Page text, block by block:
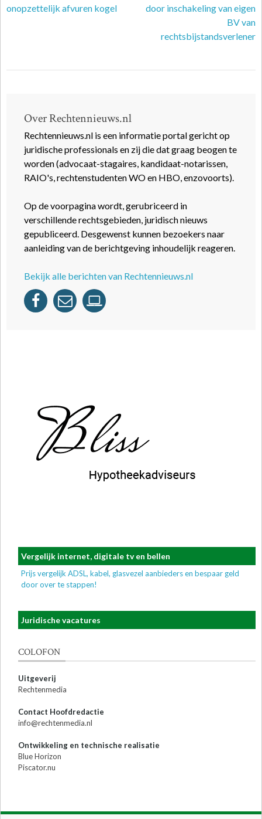
onopzettelijk afvuren kogel
door inschakeling van eigen
BV van
rechtsbijstandsverlener
Over Rechtennieuws.nl
Rechtennieuws.nl is een informatie portal gericht op
juridische professionals en zij die dat graag beogen te
worden (advocaat-stagaires, kandidaat-notarissen,
RAIO's, rechtenstudenten WO en HBO, enzovoorts).
Op de voorpagina wordt, gerubriceerd in
verschillende rechtsgebieden, juridisch nieuws
gepubliceerd. Desgewenst kunnen bezoekers naar
aanleiding van de berichtgeving inhoudelijk reageren.
Bekijk alle berichten van Rechtennieuws.nl
Vergelijk internet, digitale tv en bellen
Prijs vergelijk ADSL, kabel, glasvezel aanbieders en bespaar geld
door over te stappen!
Juridische vacatures
COLOFON
Uitgeverij
Rechtenmedia
Contact Hoofdredactie
info@rechtenmedia.nl
Ontwikkeling en technische realisatie
Blue Horizon
Piscator.nu